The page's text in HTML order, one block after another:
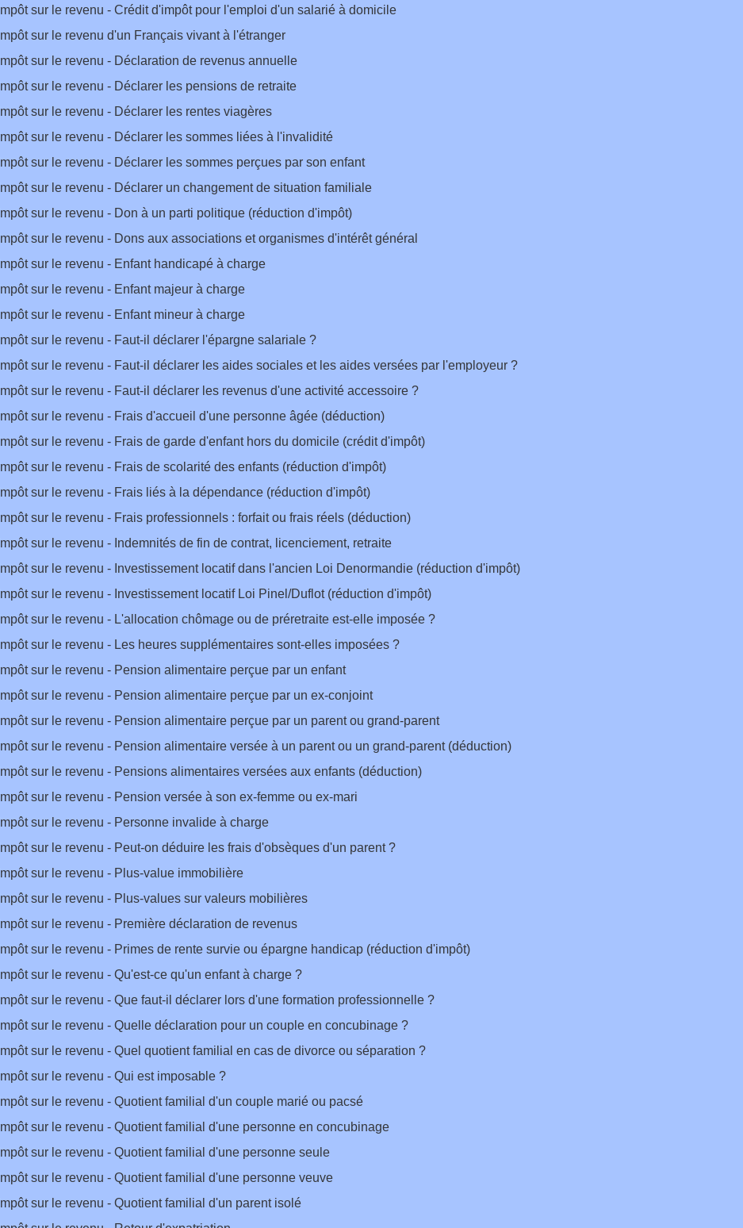
Impôt sur le revenu - Crédit d'impôt pour l'emploi d'un salarié à domicile
Impôt sur le revenu d'un Français vivant à l'étranger
Impôt sur le revenu - Déclaration de revenus annuelle
Impôt sur le revenu - Déclarer les pensions de retraite
Impôt sur le revenu - Déclarer les rentes viagères
Impôt sur le revenu - Déclarer les sommes liées à l'invalidité
Impôt sur le revenu - Déclarer les sommes perçues par son enfant
Impôt sur le revenu - Déclarer un changement de situation familiale
Impôt sur le revenu - Don à un parti politique (réduction d'impôt)
Impôt sur le revenu - Dons aux associations et organismes d'intérêt général
Impôt sur le revenu - Enfant handicapé à charge
Impôt sur le revenu - Enfant majeur à charge
Impôt sur le revenu - Enfant mineur à charge
Impôt sur le revenu - Faut-il déclarer l'épargne salariale ?
Impôt sur le revenu - Faut-il déclarer les aides sociales et les aides versées par l'employeur ?
Impôt sur le revenu - Faut-il déclarer les revenus d'une activité accessoire ?
Impôt sur le revenu - Frais d'accueil d'une personne âgée (déduction)
Impôt sur le revenu - Frais de garde d'enfant hors du domicile (crédit d'impôt)
Impôt sur le revenu - Frais de scolarité des enfants (réduction d'impôt)
Impôt sur le revenu - Frais liés à la dépendance (réduction d'impôt)
Impôt sur le revenu - Frais professionnels : forfait ou frais réels (déduction)
Impôt sur le revenu - Indemnités de fin de contrat, licenciement, retraite
Impôt sur le revenu - Investissement locatif dans l'ancien Loi Denormandie (réduction d'impôt)
Impôt sur le revenu - Investissement locatif Loi Pinel/Duflot (réduction d'impôt)
Impôt sur le revenu - L'allocation chômage ou de préretraite est-elle imposée ?
Impôt sur le revenu - Les heures supplémentaires sont-elles imposées ?
Impôt sur le revenu - Pension alimentaire perçue par un enfant
Impôt sur le revenu - Pension alimentaire perçue par un ex-conjoint
Impôt sur le revenu - Pension alimentaire perçue par un parent ou grand-parent
Impôt sur le revenu - Pension alimentaire versée à un parent ou un grand-parent (déduction)
Impôt sur le revenu - Pensions alimentaires versées aux enfants (déduction)
Impôt sur le revenu - Pension versée à son ex-femme ou ex-mari
Impôt sur le revenu - Personne invalide à charge
Impôt sur le revenu - Peut-on déduire les frais d'obsèques d'un parent ?
Impôt sur le revenu - Plus-value immobilière
Impôt sur le revenu - Plus-values sur valeurs mobilières
Impôt sur le revenu - Première déclaration de revenus
Impôt sur le revenu - Primes de rente survie ou épargne handicap (réduction d'impôt)
Impôt sur le revenu - Qu'est-ce qu'un enfant à charge ?
Impôt sur le revenu - Que faut-il déclarer lors d'une formation professionnelle ?
Impôt sur le revenu - Quelle déclaration pour un couple en concubinage ?
Impôt sur le revenu - Quel quotient familial en cas de divorce ou séparation ?
Impôt sur le revenu - Qui est imposable ?
Impôt sur le revenu - Quotient familial d'un couple marié ou pacsé
Impôt sur le revenu - Quotient familial d'une personne en concubinage
Impôt sur le revenu - Quotient familial d'une personne seule
Impôt sur le revenu - Quotient familial d'une personne veuve
Impôt sur le revenu - Quotient familial d'un parent isolé